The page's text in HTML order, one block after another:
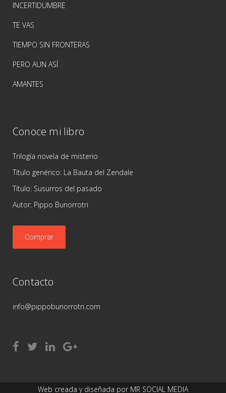
INCERTIDUMBRE
TE VAS
TIEMPO SIN FRONTERAS
PERO AUN ASÍ
AMANTES
Conoce mi libro
Trilogía novela de misterio
Título genérico: La Bauta del Zendale
Título: Susurros del pasado
Autor: Pippo Bunorrotri
Comprar
Contacto
info@pippobunorrotri.com
Web creada y diseñada por MR SOCIAL MEDIA